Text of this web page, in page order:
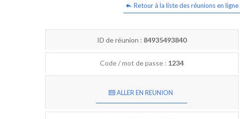
Retour à la liste des réunions en ligne
ID de réunion : 84935493840
Code / mot de passe : 1234
ALLER EN REUNION